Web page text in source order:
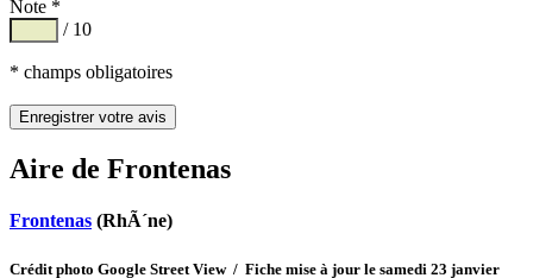
Note *
/ 10
* champs obligatoires
Aire de Frontenas
Frontenas (RhÃ´ne)
Crédit photo Google Street View / Fiche mise à jour le samedi 23 janvier